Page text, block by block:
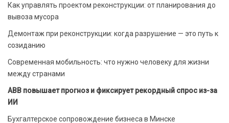
Как управлять проектом реконструкции: от планирования до
вывоза мусора
Демонтаж при реконструкции: когда разрушение — это путь к
созиданию
Современная мобильность: что нужно человеку для жизни
между странами
ABB повышает прогноз и фиксирует рекордный спрос из-за
ИИ
Бухгалтерское сопровождение бизнеса в Минске